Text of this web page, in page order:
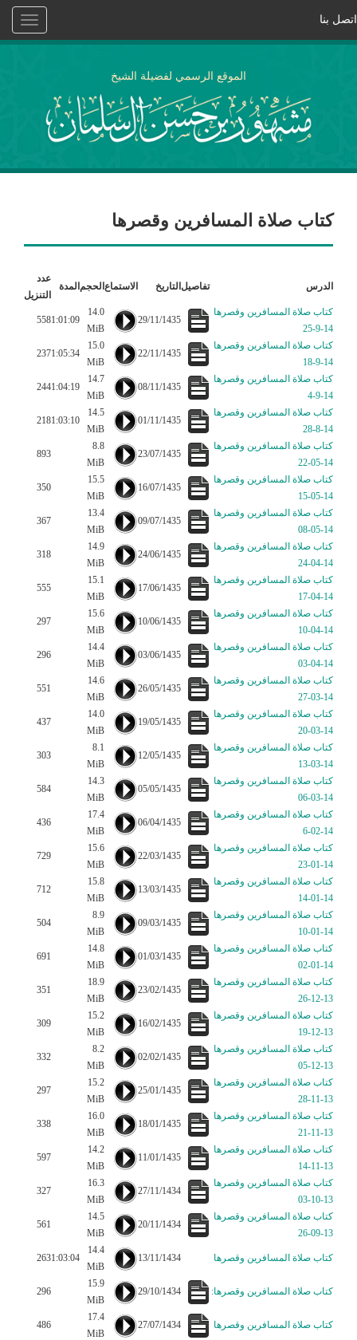
Toggle
اتصل بنا
الموقع الرسمي لفضيلة الشيخ
كتاب صلاة المسافرين وقصرها
الدرس تفاصيلالتاريخ الاستماعالحجمالمدة
عدد
التنزيل
كتاب صلاة المسافرين وقصرها
14-9-25
29/11/1435
14.0
MiB
1:01:09
558
كتاب صلاة المسافرين وقصرها
14-9-18
22/11/1435
15.0
MiB
1:05:34
237
كتاب صلاة المسافرين وقصرها
14-9-4
08/11/1435
14.7
MiB
1:04:19
244
كتاب صلاة المسافرين وقصرها
14-8-28
01/11/1435
14.5
MiB
1:03:10
218
كتاب صلاة المسافرين وقصرها
14-05-22
23/07/1435
8.8
MiB
893
كتاب صلاة المسافرين وقصرها
14-05-15
16/07/1435
15.5
MiB
350
كتاب صلاة المسافرين وقصرها
14-05-08
09/07/1435
13.4
MiB
367
كتاب صلاة المسافرين وقصرها
14-04-24
24/06/1435
14.9
MiB
318
كتاب صلاة المسافرين وقصرها
14-04-17
17/06/1435
15.1
MiB
555
كتاب صلاة المسافرين وقصرها
14-04-10
10/06/1435
15.6
MiB
297
كتاب صلاة المسافرين وقصرها
14-04-03
03/06/1435
14.4
MiB
296
كتاب صلاة المسافرين وقصرها
14-03-27
26/05/1435
14.6
MiB
551
كتاب صلاة المسافرين وقصرها
14-03-20
19/05/1435
14.0
MiB
437
كتاب صلاة المسافرين وقصرها
14-03-13
12/05/1435
8.1
MiB
303
كتاب صلاة المسافرين وقصرها
14-03-06
05/05/1435
14.3
MiB
584
كتاب صلاة المسافرين وقصرها
14-02-6
06/04/1435
17.4
MiB
436
كتاب صلاة المسافرين وقصرها
14-01-23
22/03/1435
15.6
MiB
729
كتاب صلاة المسافرين وقصرها
14-01-14
13/03/1435
15.8
MiB
712
كتاب صلاة المسافرين وقصرها
14-01-10
09/03/1435
8.9
MiB
504
كتاب صلاة المسافرين وقصرها
14-01-02
01/03/1435
14.8
MiB
691
كتاب صلاة المسافرين وقصرها
13-12-26
23/02/1435
18.9
MiB
351
كتاب صلاة المسافرين وقصرها
13-12-19
16/02/1435
15.2
MiB
309
كتاب صلاة المسافرين وقصرها
13-12-05
02/02/1435
8.2
MiB
332
كتاب صلاة المسافرين وقصرها
13-11-28
25/01/1435
15.2
MiB
297
كتاب صلاة المسافرين وقصرها
13-11-21
18/01/1435
16.0
MiB
338
كتاب صلاة المسافرين وقصرها
13-11-14
11/01/1435
14.2
MiB
597
كتاب صلاة المسافرين وقصرها
13-10-03
27/11/1434
16.3
MiB
327
كتاب صلاة المسافرين وقصرها
13-09-26
20/11/1434
14.5
MiB
561
كتاب صلاة المسافرين وقصرها 13/11/1434
14.4
MiB
1:03:04
263
كتاب صلاة المسافرين وقصرها: 29/10/1434
15.9
MiB
296
كتاب صلاة المسافرين وقصرها 27/07/1434
17.4
MiB
486